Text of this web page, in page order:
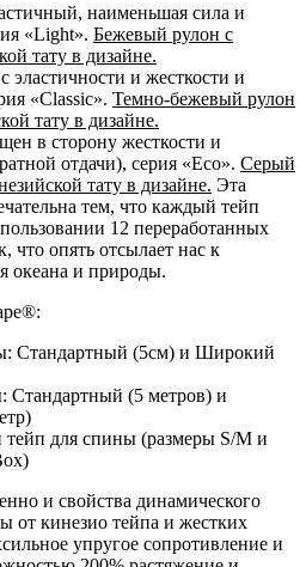
наименьшая сила и
«Light». Бежевый рулон с
тату в дизайне.
эластичности и жесткости и
«Classic». Темно-бежевый рулон
тату в дизайне.
в сторону жесткости и
отдачи), серия «Eco». Серый
тату в дизайне. Эта
тем, что каждый тейп
12 переработанных
что опять отсылает нас к
океана и природы.
Стандартный (5см) и Широкий
Стандартный (5 метров) и
тейп для спины (размеры S/M и
и свойства динамического
от кинезио тейпа и жестких
упругое сопротивление и